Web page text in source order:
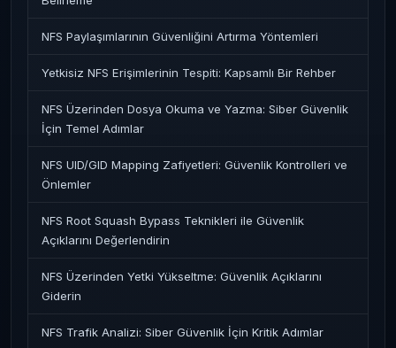
NFS Paylaşımlarının Güvenliğini Artırma Yöntemleri
Yetkisiz NFS Erişimlerinin Tespiti: Kapsamlı Bir Rehber
NFS Üzerinden Dosya Okuma ve Yazma: Siber Güvenlik
İçin Temel Adımlar
NFS UID/GID Mapping Zafiyetleri: Güvenlik Kontrolleri ve
Önlemler
NFS Root Squash Bypass Teknikleri ile Güvenlik
Açıklarını Değerlendirin
NFS Üzerinden Yetki Yükseltme: Güvenlik Açıklarını
Giderin
NFS Trafik Analizi: Siber Güvenlik İçin Kritik Adımlar